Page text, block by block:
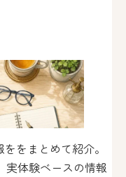
をまとめて紹介。
実体験ベースの情報